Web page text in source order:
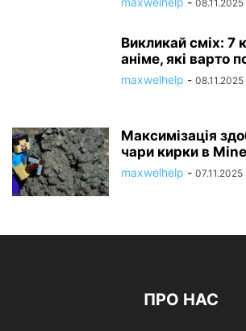
08.11.2025
Викликай сміх: 7
аніме, які варто
maxwelhelp - 08.11.2025
Максимізація
чари кирки в
maxwelhelp - 07.11.2025
ПРО НАС